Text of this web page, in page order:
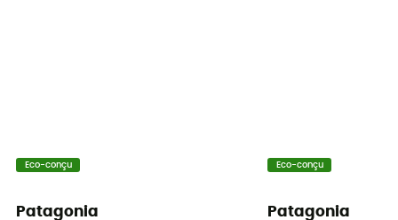
Eco-conçu
Patagonia
Eco-conçu
Patagonia